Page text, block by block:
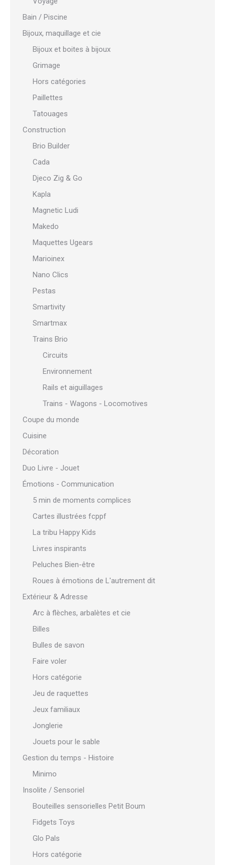
Bain / Piscine
Bijoux, maquillage et cie
Bijoux et boites à bijoux
Grimage
Hors catégories
Paillettes
Tatouages
Construction
Brio Builder
Cada
Djeco Zig & Go
Kapla
Magnetic Ludi
Makedo
Maquettes Ugears
Marioinex
Nano Clics
Pestas
Smartivity
Smartmax
Trains Brio
Circuits
Environnement
Rails et aiguillages
Trains - Wagons - Locomotives
Coupe du monde
Cuisine
Décoration
Duo Livre - Jouet
Émotions - Communication
5 min de moments complices
Cartes illustrées fcppf
La tribu Happy Kids
Livres inspirants
Peluches Bien-être
Roues à émotions de L'autrement dit
Extérieur & Adresse
Arc à flèches, arbalètes et cie
Billes
Bulles de savon
Faire voler
Hors catégorie
Jeu de raquettes
Jeux familiaux
Jonglerie
Jouets pour le sable
Gestion du temps - Histoire
Minimo
Insolite / Sensoriel
Bouteilles sensorielles Petit Boum
Fidgets Toys
Glo Pals
Hors catégorie